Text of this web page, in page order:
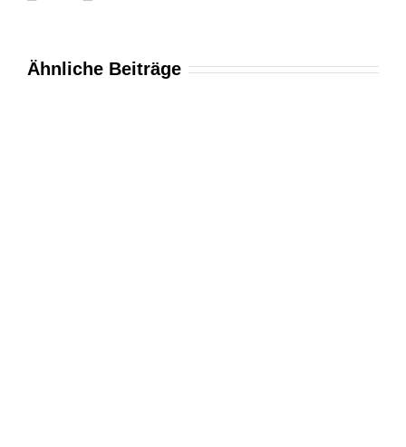
Ähnliche Beiträge